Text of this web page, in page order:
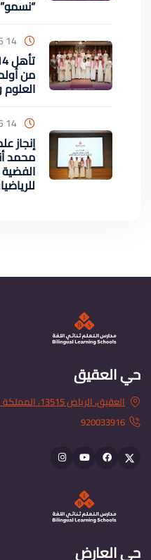
“نسمو”
14 May, 2026
من
العلوم
14 May, 2026
إنجاز
محمد
حي العقيق
العقيق، الرياض 13515، المملكة العربية السعودية
920033916
Twitter
Facebook
youtube
Instagram
حي العارض